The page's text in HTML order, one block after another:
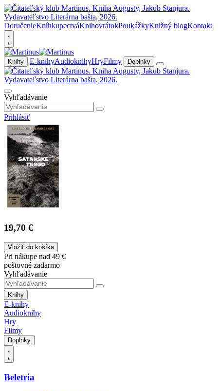
DoručenieKníhkupectváKnihovrátokPoukážkyKnižný blogKontakt
Knihy E-knihyAudioknihyHryFilmy Doplnky
Vyhľadávanie
Prihlásiť
19,70 €
Vložiť do košíka
Pri nákupe nad 49 €
poštovné zadarmo
Vyhľadávanie
Knihy
E-knihy
Audioknihy
Hry
Filmy
Doplnky
Beletria